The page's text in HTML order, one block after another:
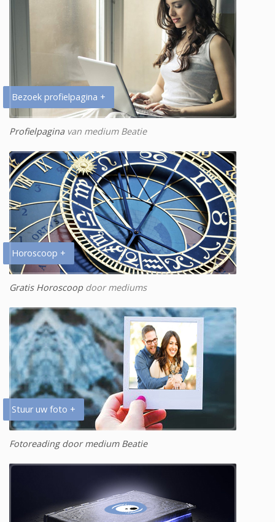
Bezoek profielpagina +
Profielpagina van medium Beatie
Horoscoop +
Gratis Horoscoopdoor mediums
Stuur uw foto +
Fotoreading door medium Beatie